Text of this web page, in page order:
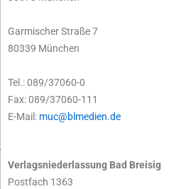
Garmischer Straße 7
80339 München
Tel.: 089/37060-0
Fax: 089/37060-111
E-Mail: muc@blmedien.de
Verlagsniederlassung Bad Breisig
Postfach 1363